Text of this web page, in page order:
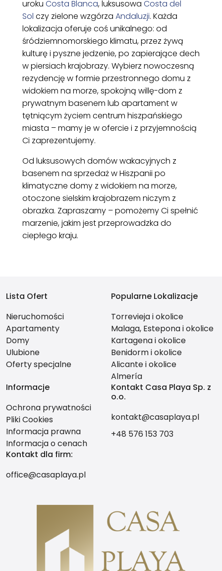
uroku Costa Blanca, luksusowa Costa del
Sol czy zielone wzgórza Andaluzji. Każda
lokalizacja oferuje coś unikalnego: od
śródziemnomorskiego klimatu, przez żywą
kulturę i pyszne jedzenie, po zapierające dech
w piersiach krajobrazy. Wybierz nowoczesną
rezydencję w formie przestronnego domu z
widokiem na morze, spokojną willę-dom z
prywatnym basenem lub apartament w
tętniącym życiem centrum hiszpańskiego
miasta – mamy je w ofercie i z przyjemnością
Ci zaprezentujemy.
Od luksusowych domów wakacyjnych z
basenem na sprzedaż w Hiszpanii po
klimatyczne domy z widokiem na morze,
otoczone sielskim krajobrazem niczym z
obrazka. Zapraszamy – pomożemy Ci spełnić
marzenie, jakim jest przeprowadzka do
ciepłego kraju.
Lista Ofert
Nieruchomości
Apartamenty
Domy
Ulubione
Oferty specjalne
Popularne Lokalizacje
Torrevieja i okolice
Malaga, Estepona i okolice
Kartagena i okolice
Benidorm i okolice
Alicante i okolice
Almería
Informacje
Ochrona prywatności
Pliki Cookies
Informacja prawna
Informacja o cenach
Kontakt Casa Playa Sp. z
o.o.
kontakt@casaplaya.pl
+48 576 153 703
Kontakt dla firm:
office@casaplaya.pl